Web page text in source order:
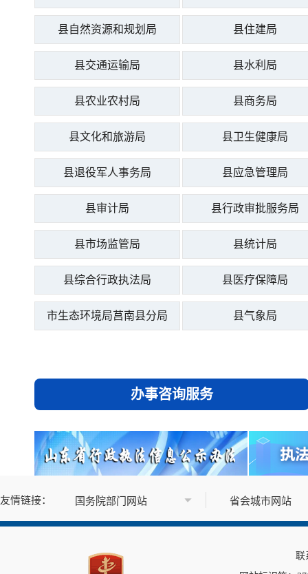
县自然资源和规划局 县住建局
县交通运输局 县水利局
县农业农村局 县商务局
县文化和旅游局 县卫生健康局
县退役军人事务局 县应急管理局
县审计局 县行政审批服务局
县市场监管局 县统计局
县综合行政执法局 县医疗保障局
市生态环境局莒南县分局 县气象局
办事咨询服务